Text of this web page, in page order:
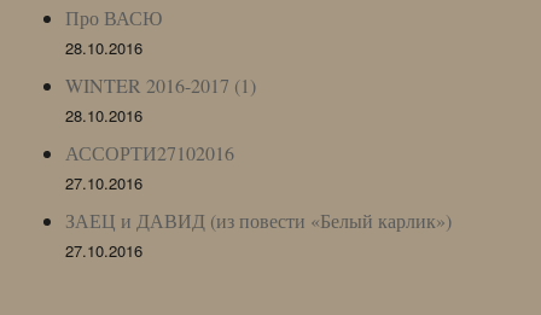
Про ВАСЮ
28.10.2016
WINTER 2016-2017 (1)
28.10.2016
АССОРТИ27102016
27.10.2016
ЗАЕЦ и ДАВИД (из повести «Белый карлик»)
27.10.2016